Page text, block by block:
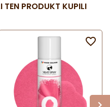
TEN PRODUKT KUPILI
